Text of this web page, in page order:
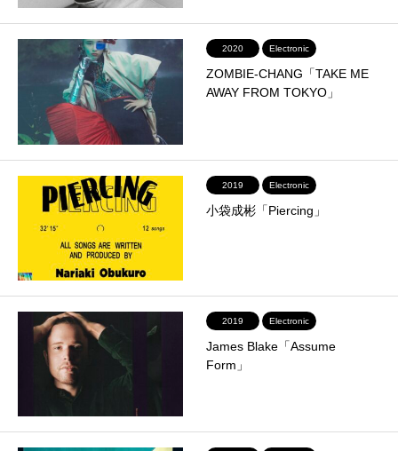
2020 Electronic
ZOMBIE-CHANG「TAKE ME
AWAY FROM TOKYO」
2019 Electronic
小袋成彬「Piercing」
2019 Electronic
James Blake「Assume
Form」